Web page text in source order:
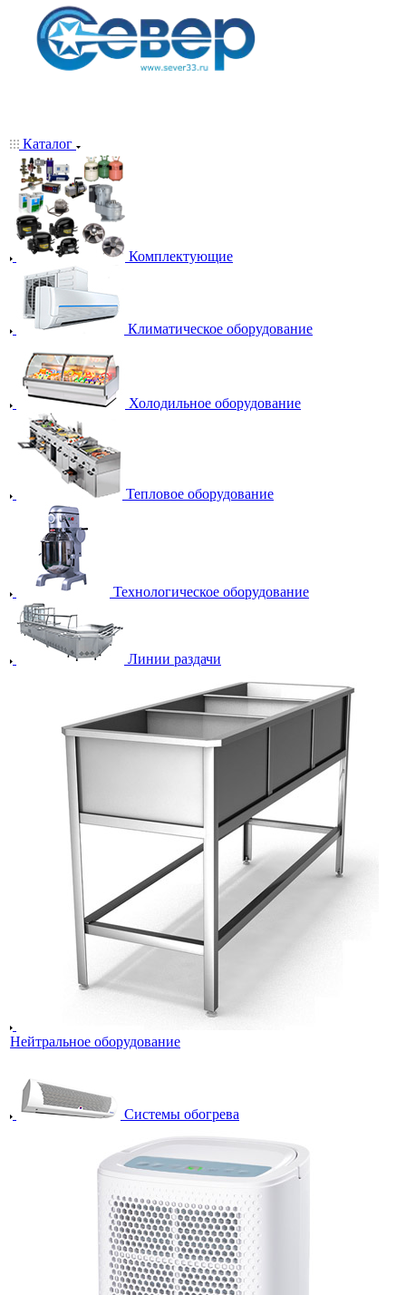
Каталог
Комплектующие
Климатическое оборудование
Холодильное оборудование
Тепловое оборудование
Технологическое оборудование
Линии раздачи
Нейтральное оборудование
Системы обогрева